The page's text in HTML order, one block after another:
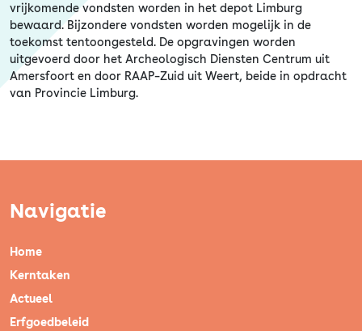
vrijkomende vondsten worden in het depot Limburg
bewaard. Bijzondere vondsten worden mogelijk in de
toekomst tentoongesteld. De opgravingen worden
uitgevoerd door het Archeologisch Diensten Centrum uit
Amersfoort en door RAAP–Zuid uit Weert, beide in opdracht
van Provincie Limburg.
Navigatie
Home
Kerntaken
Actueel
Erfgoedbeleid